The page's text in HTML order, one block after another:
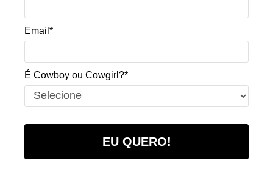
Email*
É Cowboy ou Cowgirl?*
EU QUERO!